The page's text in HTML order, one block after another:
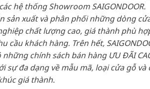
hệ thống Showroom SAIGONDOOR.
sản xuất và phân phối những dòng
chất lượng cao, giá thành phù
cầu khách hàng. Trên hết,
những chính sách bán hàng ƯU ĐÃI
sự đa dạng về mẫu mã, loại cửa gỗ và
giá thành.